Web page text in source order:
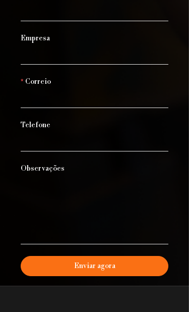
Empresa
Correio
Telefone
Observações
Enviar agora